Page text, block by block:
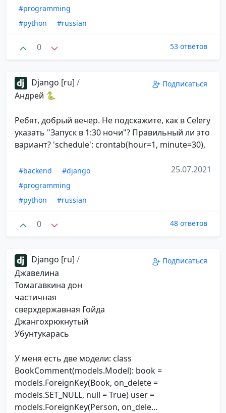
#programming
#python
#russian
0 53 ответов
Django [ru] /
Андрей 🐍
Подписаться
Ребят, добрый вечер. Не подскажите, как в Celery
указать "Запуск в 1:30 ночи"? Правильный ли это
вариант? 'schedule': crontab(hour=1, minute=30),
#backend
#django
#programming
#python
#russian
25.07.2021
0 48 ответов
Django [ru] /
Джавелина
Томагавкина дон
частичная
сверхдержавная Гойда
Джангохрюкнутый
Убунтукарась
Подписаться
У меня есть две модели: class
BookComment(models.Model): book =
models.ForeignKey(Book, on_delete =
models.SET_NULL, null = True) user =
models.ForeignKey(Person, on_dele...